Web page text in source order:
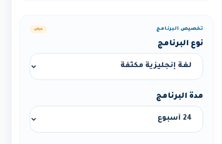
تخصيص البرنامج عرض
نوع البرنامج
مدة البرنامج